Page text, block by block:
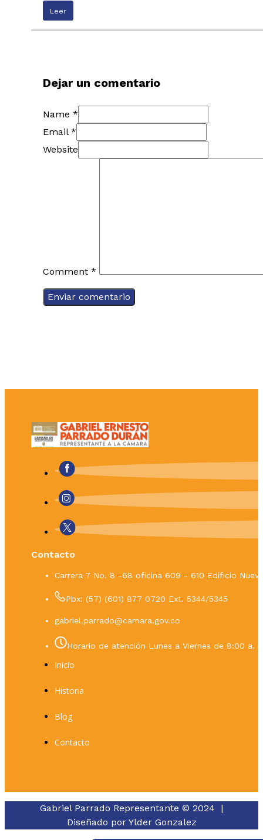
Leer
Dejar un comentario
Name *
Email *
Website
Comment *
Contacto
Carrera 7 No. 8 -68 oficina 609 - 610 Edificio
Pbx: (57) (601) 877 0720 Ext. 5344/5345
gabriel.parrado@camara.gov.co
Horario de atención Lunes a Viernes de 8:00 a.
Inicio
Historia
Blog
Contacto
Gabriel Parrado Representante © 2024 |
Diseñado por Ylder Gonzalez